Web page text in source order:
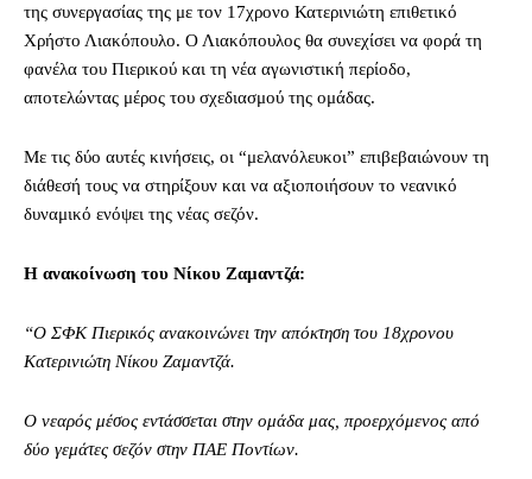
της συνεργασίας της με τον 17χρονο Κατερινιώτη επιθετικό
Χρήστο Λιακόπουλο. Ο Λιακόπουλος θα συνεχίσει να φορά τη
φανέλα του Πιερικού και τη νέα αγωνιστική περίοδο,
αποτελώντας μέρος του σχεδιασμού της ομάδας.
Με τις δύο αυτές κινήσεις, οι “μελανόλευκοι” επιβεβαιώνουν τη
διάθεσή τους να στηρίξουν και να αξιοποιήσουν το νεανικό
δυναμικό ενόψει της νέας σεζόν.
Η ανακοίνωση του Νίκου Ζαμαντζά:
“Ο ΣΦΚ Πιερικός ανακοινώνει την απόκτηση του 18χρονου
Κατερινιώτη Νίκου Ζαμαντζά.
Ο νεαρός μέσος εντάσσεται στην ομάδα μας, προερχόμενος από
δύο γεμάτες σεζόν στην ΠΑΕ Ποντίων.